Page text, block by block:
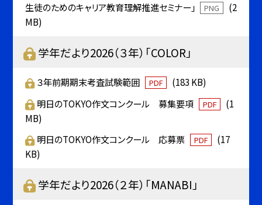
生徒のためのキャリア教育理解推進セミナー」
PNG
(2
MB)
学年だより2026（３年）「COLOR」
３年前期期末考査試験範囲 PDF
(183 KB)
明日のTOKYO作文コンクール 募集要項
PDF
(1
MB)
明日のTOKYO作文コンクール 応募票
PDF
(17
KB)
学年だより2026（２年）「MANABI」